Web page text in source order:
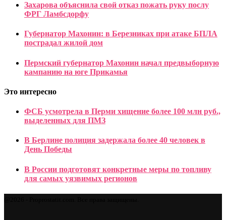
Захарова объяснила свой отказ пожать руку послу
ФРГ Ламбсдорфу
Губернатор Махонин: в Березниках при атаке БПЛА
пострадал жилой дом
Пермский губернатор Махонин начал предвыборную
кампанию на юге Прикамья
Это интересно
ФСБ усмотрела в Перми хищение более 100 млн руб.,
выделенных для ПМЗ
В Берлине полиция задержала более 40 человек в
День Победы
В России подготовят конкретные меры по топливу
для самых уязвимых регионов